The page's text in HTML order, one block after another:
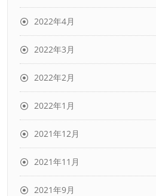
2022年4月
2022年3月
2022年2月
2022年1月
2021年12月
2021年11月
2021年9月